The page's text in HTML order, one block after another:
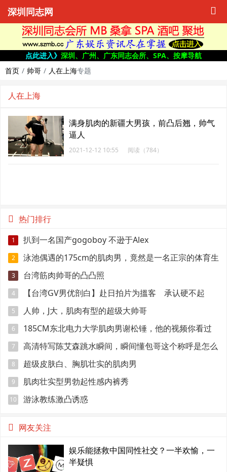
深圳同志网
点此进入》 深圳、广州、广东同志会所、SPA、按摩导航
首页
帅哥 人在上海专题
人在上海
满身肌肉的新疆大男孩，前凸后翘，帅气
逼人
2021-12-12 10:55 阅读（784）
热门排行
1 扒到一名国产gogoboy 不逊于Alex
2 泳池偶遇的175cm的肌肉男，竟然是一名正宗的体育生
3 台湾筋肉帅哥的凸凸照
4
【台湾GV男优剖白】赴日拍片为搵客 承认硬不起
来：但我还有性欲
5 人帅，J大，肌肉有型的超级大帅哥
6
185CM东北电力大学肌肉男谢松锤，他的视频你看过
吗
7
高清特写陈艾森跳水瞬间，瞬间懂包哥这个称呼是怎么
来的
8 超级皮肤白、胸肌壮实的肌肉男
9 肌肉壮实型男勃起性感内裤秀
10 游泳教练激凸诱惑
网友关注
娱乐能拯救中国同性社交？一半欢愉，一
半疑惧